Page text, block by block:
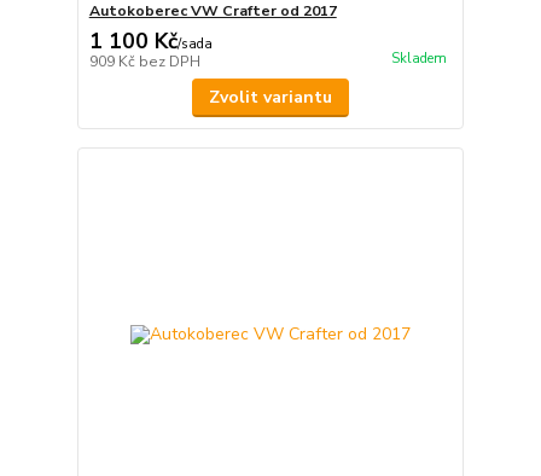
Autokoberec VW Crafter od 2017
1 100 Kč/sada
909 Kč bez DPH Skladem
Zvolit variantu